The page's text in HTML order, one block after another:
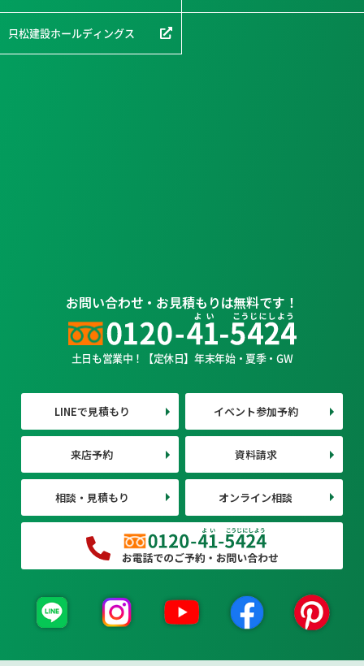
只松建設ホールディングス
お問い合わせ・お見積もりは無料です！
土日も営業中！【定休日】年末年始・夏季・GW
LINEで見積もり イベント参加予約
来店予約 資料請求
相談・見積もり オンライン相談